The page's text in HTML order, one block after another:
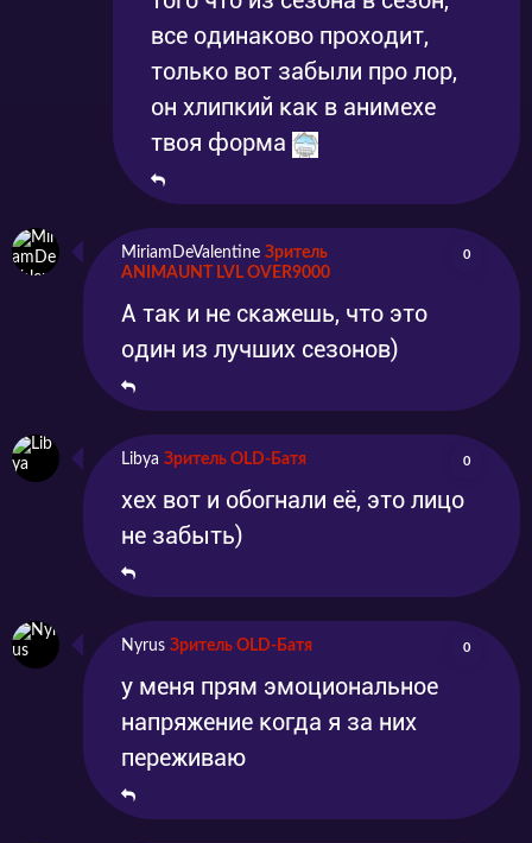
все одинаково проходит,
только вот забыли про лор,
он хлипкий как в анимехе
твоя форма
MiriamDeValentine Зритель
ANIMAUNT LVL OVER9000
0
А так и не скажешь, что это
один из лучших сезонов)
Libya Зритель OLD-Батя 0
хех вот и обогнали её, это лицо
не забыть)
Nyrus Зритель OLD-Батя 0
у меня прям эмоциональное
напряжение когда я за них
переживаю